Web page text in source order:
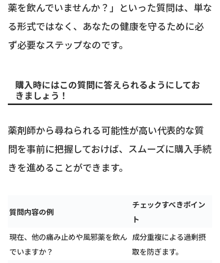
薬を飲んでいませんか？」といった質問は、単な
る形式ではなく、あなたの健康を守るために必
ず必要なステップなのです。
購入時にはこの質問に答えられるようにしてお
きましょう！
薬剤師から尋ねられる可能性が高い代表的な質
問を事前に把握しておけば、スムーズに購入手続
きを進めることができます。
質問内容の例
チェックすべきポイン
ト
現在、他の痛み止めや風邪薬を飲ん
でいますか？
成分重複による過剰摂
取を防ぎます。